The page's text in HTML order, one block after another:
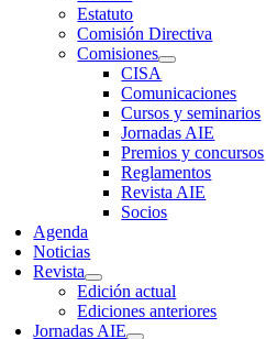
Estatuto
Comisión Directiva
Comisiones
CISA
Comunicaciones
Cursos y seminarios
Jornadas AIE
Premios y concursos
Reglamentos
Revista AIE
Socios
Agenda
Noticias
Revista
Edición actual
Ediciones anteriores
Jornadas AIE